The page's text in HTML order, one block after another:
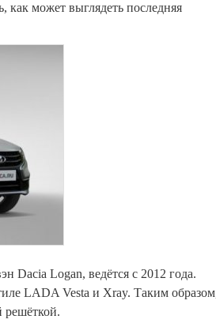
как может выглядеть последняя
Dacia Logan, ведётся с 2012 года.
LADA Vesta и Xray. Таким
решёткой.